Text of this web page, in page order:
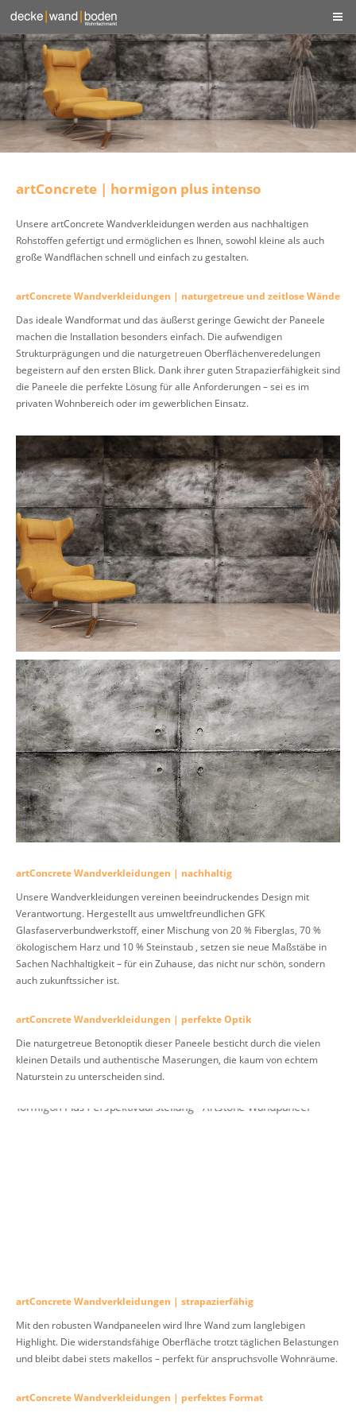
artConcrete | hormigon plus intenso
Unsere artConcrete Wandverkleidungen werden aus nachhaltigen
Rohstoffen gefertigt und ermöglichen es Ihnen, sowohl kleine als auch
große Wandflächen schnell und einfach zu gestalten.
artConcrete Wandverkleidungen | naturgetreue und zeitlose Wände
Das ideale Wandformat und das äußerst geringe Gewicht der Paneele
machen die Installation besonders einfach. Die aufwendigen
Strukturprägungen und die naturgetreuen Oberflächenveredelungen
begeistern auf den ersten Blick. Dank ihrer guten Strapazierfähigkeit sind
die Paneele die perfekte Lösung für alle Anforderungen – sei es im
privaten Wohnbereich oder im gewerblichen Einsatz.
artConcrete Wandverkleidungen | nachhaltig
Unsere Wandverkleidungen vereinen beeindruckendes Design mit
Verantwortung. Hergestellt aus umweltfreundlichen GFK
Glasfaserverbundwerkstoff, einer Mischung von 20 % Fiberglas, 70 %
ökologischem Harz und 10 % Steinstaub , setzen sie neue Maßstäbe in
Sachen Nachhaltigkeit – für ein Zuhause, das nicht nur schön, sondern
auch zukunftssicher ist.
artConcrete Wandverkleidungen | perfekte Optik
Die naturgetreue Betonoptik dieser Paneele besticht durch die vielen
kleinen Details und authentische Maserungen, die kaum von echtem
Naturstein zu unterscheiden sind.
artConcrete Wandverkleidungen | strapazierfähig
Mit den robusten Wandpaneelen wird Ihre Wand zum langlebigen
Highlight. Die widerstandsfähige Oberfläche trotzt täglichen Belastungen
und bleibt dabei stets makellos – perfekt für anspruchsvolle Wohnräume.
artConcrete Wandverkleidungen | perfektes Format